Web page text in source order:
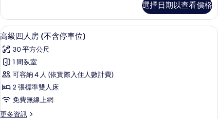
停
車
位)
的
所
有
相
片
四
人
房
含
停
車
位)
的
詳
情
選擇日期以查看價格
顯
示
高
級
四
人
1 間臥室、羽絨被、書桌、遮光布/窗簾
5
高級四人房 (不含停車位)
30 平方公尺
1 間臥室
可容納 4 人 (依實際入住人數計費)
2 張標準雙人床
免費無線上網
更多資訊
更